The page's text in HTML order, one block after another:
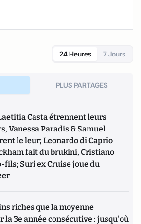
et les bobards d'État font
éditeur) ou bien encore de
24 Heures 7 Jours
PLUS PARTAGES
Casta étrennent leurs
Vanessa Paradis & Samuel
le leur; Leonardo di Caprio
fait du brukini, Cristiano
fils; Suri ex Cruise joue du
riches que la moyenne
la 3e année consécutive : jusqu'où